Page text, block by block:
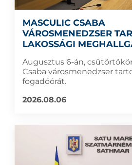
MASCULIC CSABA
VÁROSMENEDZSER
LAKOSSÁGI
Augusztus 6-án,
Csaba városmenedzser
fogadóórát.
2026.08.06